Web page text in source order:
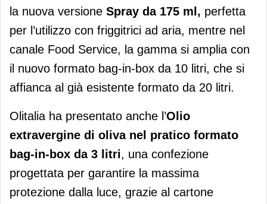
la nuova versione Spray da 175 ml, perfetta
per l’utilizzo con friggitrici ad aria, mentre nel
canale Food Service, la gamma si amplia con
il nuovo formato bag-in-box da 10 litri, che si
affianca al già esistente formato da 20 litri.
Olitalia ha presentato anche l’Olio
extravergine di oliva nel pratico formato
bag-in-box da 3 litri, una confezione
progettata per garantire la massima
protezione dalla luce, grazie al cartone